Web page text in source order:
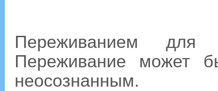
Переживанием для
Переживание может
неосознанным.